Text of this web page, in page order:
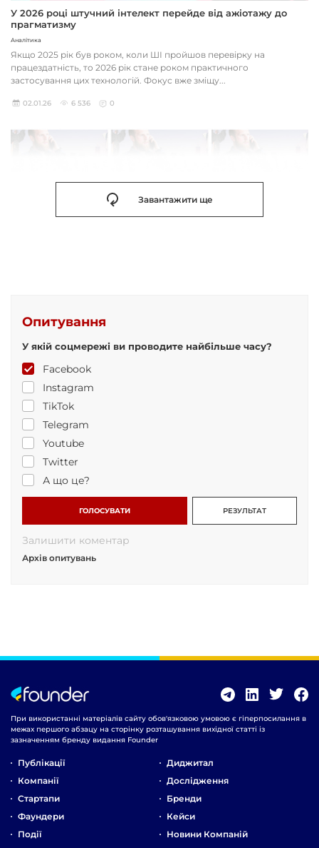
У 2026 році штучний інтелект перейде від ажіотажу до
прагматизму
Аналітика
Якщо 2025 рік був роком, коли ШІ пройшов перевірку на
працездатність, то 2026 рік стане роком практичного
застосування цих технологій. Фокус вже зміщу...
02.01.26 6 536 0
Завантажити ще
Опитування
У якій соцмережі ви проводите найбільше часу?
Facebook
Instagram
TikTok
Telegram
Youtube
Twitter
А що це?
ГОЛОСУВАТИ РЕЗУЛЬТАТ
Залишити коментар
Архів опитувань
При використанні матеріалів сайту обов'язковою умовою є гіперпосилання в
межах першого абзацу на сторінку розташування вихідної статті із
зазначенням бренду видання Founder
Публікації
Компанії
Стартапи
Фаундери
Події
Диджитал
Дослідження
Бренди
Кейси
Новини Компаній